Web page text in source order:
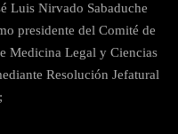
Luis Nirvado Sabaduche
presidente del Comité de
Medicina Legal y Ciencias
Resolución Jefatural